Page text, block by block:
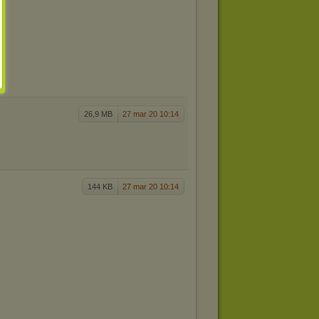
26,9 MB 27 mar 20 10:14
144 KB 27 mar 20 10:14